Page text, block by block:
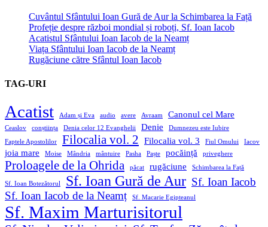
Cuvântul Sfântului Ioan Gură de Aur la Schimbarea la Față
Profeție despre război mondial și roboți, Sf. Ioan Iacob
Acatistul Sfântului Ioan Iacob de la Neamț
Viața Sfântului Ioan Iacob de la Neamț
Rugăciune către Sfântul Ioan Iacob
TAG-URI
Acatist Adam și Eva audio avere Avraam Canonul cel Mare
Ceaslov conștiința Denia celor 12 Evanghelii Denie Dumnezeu este Iubire
Faptele Apostolilor Filocalia vol. 2 Filocalia vol. 3 Fiul Omului Iacov
joia mare Moise Mândria mântuire Pasha Paște pocăință priveghere
Proloagele de la Ohrida păcat rugăciune Schimbarea la Față
Sf. Ioan Botezătorul Sf. Ioan Gură de Aur Sf. Ioan Iacob
Sf. Ioan Iacob de la Neamț
Sf. Macarie Egipteanul
Sf. Maxim Marturisitorul